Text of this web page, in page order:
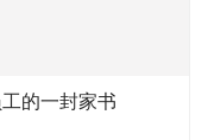
闻 2022年1月28日